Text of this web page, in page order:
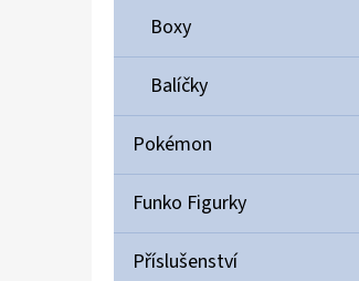
Boxy
Balíčky
Pokémon
Funko Figurky
Příslušenství